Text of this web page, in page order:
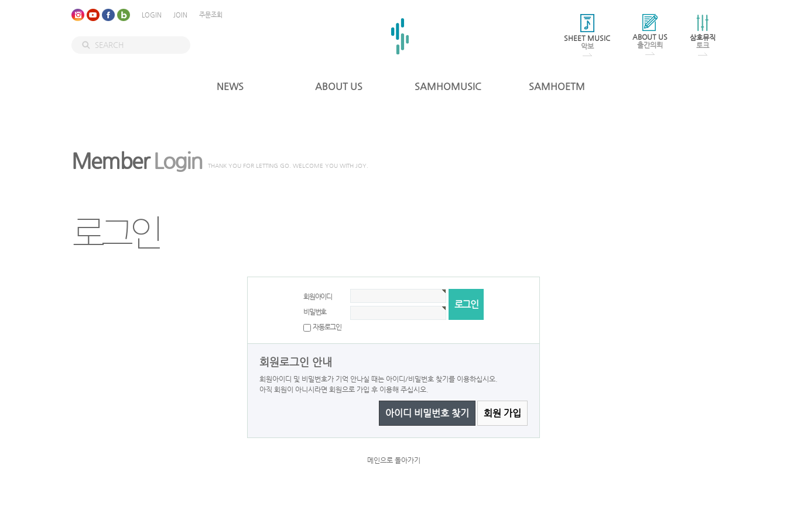
LOGIN JOIN 주문조회
SHEET MUSIC
악보
ABOUT US
출간의뢰
삼호뮤직
토크
NEWS ABOUT US SAMHOMUSIC SAMHOETM
MemberLogin THANK YOU FOR LETTING GO. WELCOME YOU WITH JOY.
로그인
회원아이디
비밀번호
자동로그인
회원로그인 안내
회원아이디 및 비밀번호가 기억 안나실 때는 아이디/비밀번호 찾기를 이용하십시오.
아직 회원이 아니시라면 회원으로 가입 후 이용해 주십시오.
아이디 비밀번호 찾기 회원 가입
메인으로 돌아가기